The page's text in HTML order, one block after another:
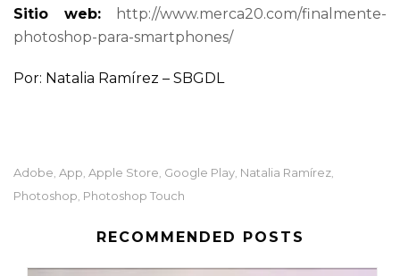
Sitio web:
http://www.merca20.com/finalmente-
photoshop-para-smartphones/
Por: Natalia Ramírez – SBGDL
Adobe, App, Apple Store, Google Play, Natalia Ramírez,
Photoshop, Photoshop Touch
RECOMMENDED POSTS